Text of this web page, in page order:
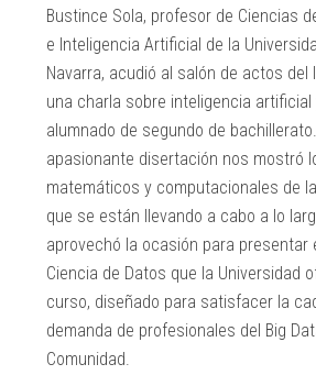
Bustince Sola, profesor de Ciencias
e Inteligencia Artificial de la
Navarra, acudió al salón de actos
una charla sobre inteligencia artificial
alumnado de segundo de
apasionante disertación nos mostró
matemáticos y computacionales de
que se están llevando a cabo a lo
aprovechó la ocasión para presentar
Ciencia de Datos que la Universidad
curso, diseñado para satisfacer la
demanda de profesionales del Big
Comunidad.